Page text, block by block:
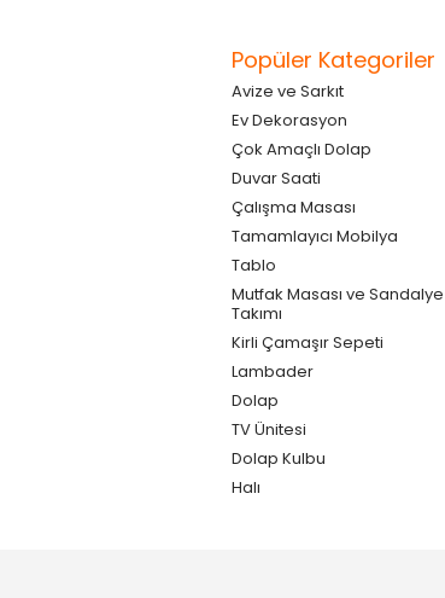
Popüler Kategoriler
Avize ve Sarkıt
Ev Dekorasyon
Çok Amaçlı Dolap
Duvar Saati
Çalışma Masası
Tamamlayıcı Mobilya
Tablo
Mutfak Masası ve Sandalye
Takımı
Kirli Çamaşır Sepeti
Lambader
Dolap
TV Ünitesi
Dolap Kulbu
Halı